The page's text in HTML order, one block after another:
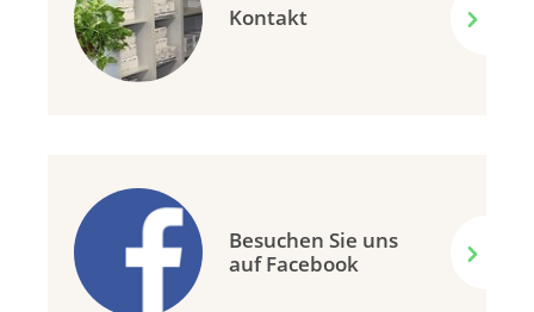
Kontakt
Besuchen Sie uns
auf Facebook